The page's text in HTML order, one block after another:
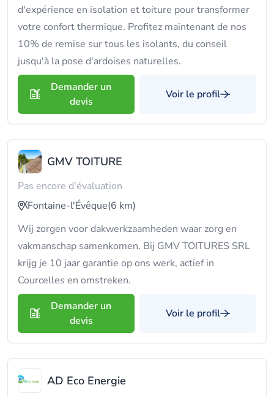
d'expérience en isolation et toiture pour transformer
votre confort thermique. Profitez maintenant de nos
10% de remise sur tous les isolants, du conseil
jusqu'à la pose d'ardoises naturelles.
Demander un
devis
Voir le profil
GMV TOITURE
Pas encore d'évaluation
Fontaine-l'Évêque(6 km)
Wij zorgen voor dakwerkzaamheden waar zorg en
vakmanschap samenkomen. Bij GMV TOITURES SRL
krijg je 10 jaar garantie op ons werk, actief in
Courcelles en omstreken.
Demander un
devis
Voir le profil
AD Eco Energie